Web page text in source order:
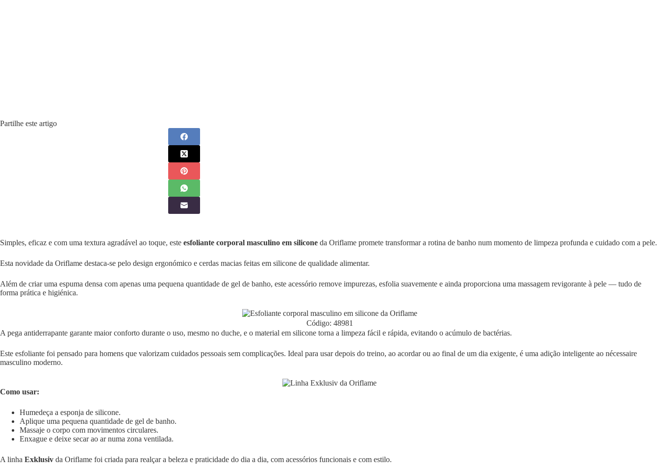
Partilhe este artigo
Simples, eficaz e com uma textura agradável ao toque, este esfoliante corporal masculino em silicone da Oriflame promete transformar a rotina de banho num momento de limpeza profunda e cuidado com a pele.
Esta novidade da Oriflame destaca-se pelo design ergonómico e cerdas macias feitas em silicone de qualidade alimentar.
Além de criar uma espuma densa com apenas uma pequena quantidade de gel de banho, este acessório remove impurezas, esfolia suavemente e ainda proporciona uma massagem revigorante à pele — tudo de
forma prática e higiénica.
Código: 48981
A pega antiderrapante garante maior conforto durante o uso, mesmo no duche, e o material em silicone torna a limpeza fácil e rápida, evitando o acúmulo de bactérias.
Este esfoliante foi pensado para homens que valorizam cuidados pessoais sem complicações. Ideal para usar depois do treino, ao acordar ou ao final de um dia exigente, é uma adição inteligente ao nécessaire
masculino moderno.
Como usar:
Humedeça a esponja de silicone.
Aplique uma pequena quantidade de gel de banho.
Massaje o corpo com movimentos circulares.
Enxague e deixe secar ao ar numa zona ventilada.
A linha Exklusiv da Oriflame foi criada para realçar a beleza e praticidade do dia a dia, com acessórios funcionais e com estilo.